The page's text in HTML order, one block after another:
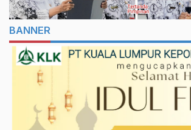
BANNER